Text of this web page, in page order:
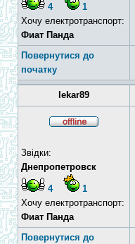
4
1
Хочу електротранспорт:
Фиат Панда
Повернутися до
початку
lekar89
Звідки:
Днепропетровск
4
1
Хочу електротранспорт:
Фиат Панда
Повернутися до